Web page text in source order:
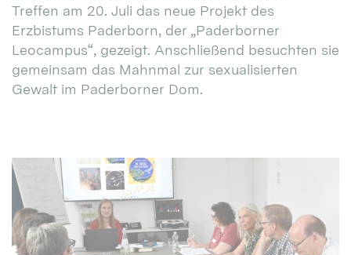
Treffen am 20. Juli das neue Projekt des
Erzbistums Paderborn, der „Paderborner
Leocampus“, gezeigt. Anschließend besuchten sie
gemeinsam das Mahnmal zur sexualisierten
Gewalt im Paderborner Dom.